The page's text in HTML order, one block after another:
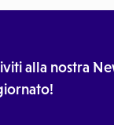
alla nostra